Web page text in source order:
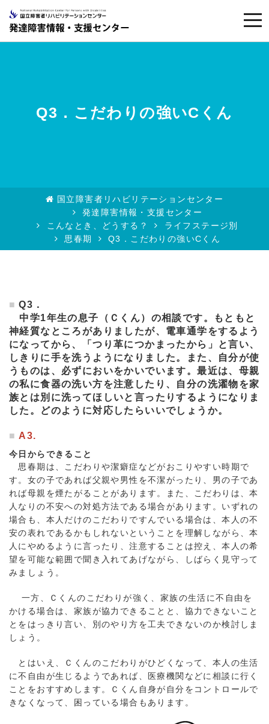
Q3．こだわりの強いCくん
国立障害者リハビリテーションセンター
発達障害情報・支援センター
こんなとき、どうする？
ライフステージ別
思春期
Q3．こだわりの強いCくん
Q3．
中学1年生の息子（Ｃくん）の相談です。もともと
神経質なところがありましたが、電車通学をするよう
になってから、「つり革につかまったから」と言い、
しきりに手を洗うようになりました。また、自分が使
うものは、必ずにおいをかいでいます。最近は、母親
の私に食器の洗い方を注意したり、自分の洗濯物を家
族とは別に洗ってほしいと言ったりするようになりま
した。どのように対応したらいいでしょうか。
A3.
今日からできること
思春期は、こだわりや潔癖症などがおこりやすい時期で
す。女の子であれば父親や男性を不潔がったり、男の子であ
れば母親を煙たがることがあります。また、こだわりは、本
人なりの不安への対処方法である場合があります。いずれの
場合も、本人だけのこだわりですんでいる場合は、本人の不
安の表れであるかもしれないということを理解しながら、本
人にやめるように言ったり、注意することは控え、本人の希
望を可能な範囲で聞き入れてあげながら、しばらく見守って
みましょう。
一方、Ｃくんのこだわりが強く、家族の生活に不自由を
かける場合は、家族が協力できることと、協力できないこと
とをはっきり言い、別のやり方を工夫できないのか検討しま
しょう。
とはいえ、Ｃくんのこだわりがひどくなって、本人の生活
に不自由が生じるようであれば、医療機関などに相談に行く
ことをおすすめします。Ｃくん自身が自分をコントロールで
きなくなって、困っている場合もあります。